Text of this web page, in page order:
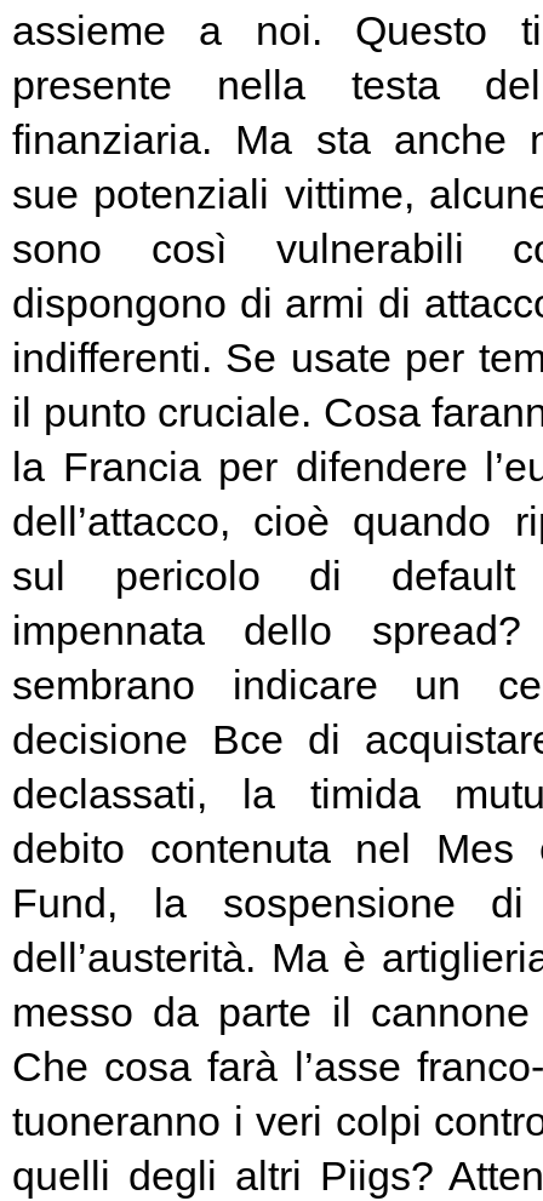
assieme a noi. Questo
presente nella testa
finanziaria. Ma sta anche
sue potenziali vittime,
sono così vulnerabili
dispongono di armi di
indifferenti. Se usate per
il punto cruciale. Cosa
la Francia per difendere
dell’attacco, cioè quando
sul pericolo di default
impennata dello
sembrano indicare un
decisione Bce di
declassati, la timida
debito contenuta nel Mes
Fund, la sospensione di
dell’austerità. Ma è
messo da parte il
Che cosa farà l’asse
tuoneranno i veri colpi
quelli degli altri Piigs?